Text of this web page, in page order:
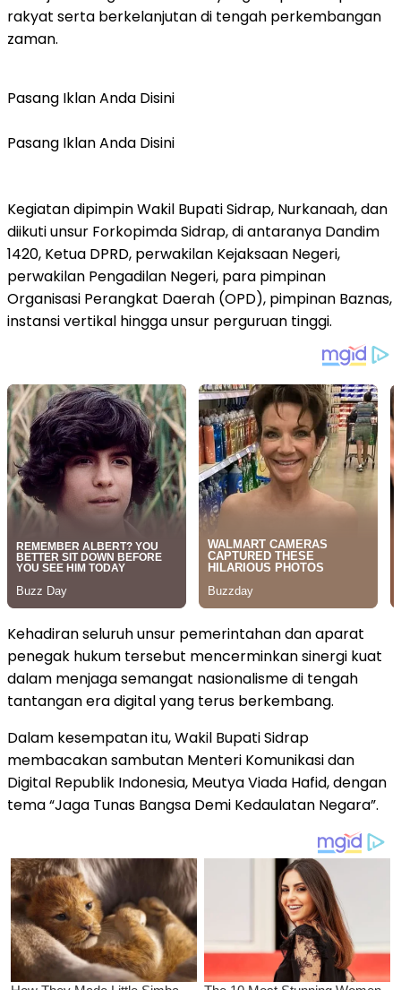
rakyat serta berkelanjutan di tengah perkembangan
zaman.
Pasang Iklan Anda Disini
Pasang Iklan Anda Disini
Kegiatan dipimpin Wakil Bupati Sidrap, Nurkanaah, dan
diikuti unsur Forkopimda Sidrap, di antaranya Dandim
1420, Ketua DPRD, perwakilan Kejaksaan Negeri,
perwakilan Pengadilan Negeri, para pimpinan
Organisasi Perangkat Daerah (OPD), pimpinan Baznas,
instansi vertikal hingga unsur perguruan tinggi.
Kehadiran seluruh unsur pemerintahan dan aparat
penegak hukum tersebut mencerminkan sinergi kuat
dalam menjaga semangat nasionalisme di tengah
tantangan era digital yang terus berkembang.
Dalam kesempatan itu, Wakil Bupati Sidrap
membacakan sambutan Menteri Komunikasi dan
Digital Republik Indonesia, Meutya Viada Hafid, dengan
tema “Jaga Tunas Bangsa Demi Kedaulatan Negara”.